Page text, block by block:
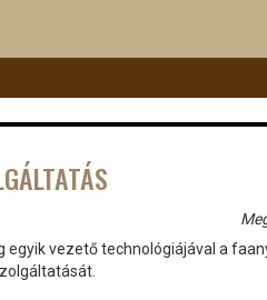
vezető technológiájával a